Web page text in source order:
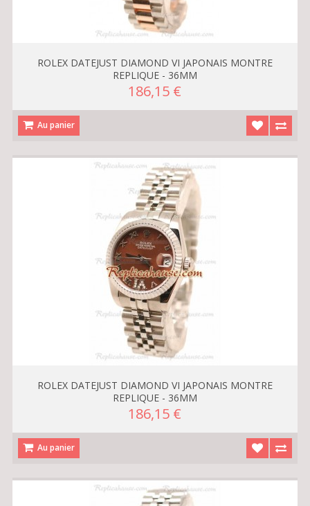
ROLEX DATEJUST DIAMOND VI JAPONAIS MONTRE
REPLIQUE - 36MM
186,15 €
Au panier
ROLEX DATEJUST DIAMOND VI JAPONAIS MONTRE
REPLIQUE - 36MM
186,15 €
Au panier